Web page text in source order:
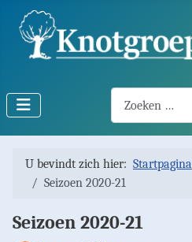
U bevindt zich hier: Startpagina
Seizoen 2020-21
Seizoen 2020-21